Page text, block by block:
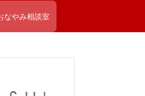
なやみ相談室